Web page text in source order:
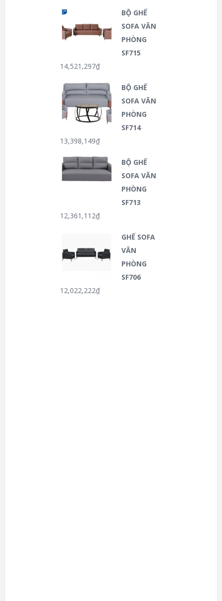
BỘ GHẾ
SOFA VĂN
PHÒNG
SF715
14,521,297₫
BỘ GHẾ
SOFA VĂN
PHÒNG
SF714
13,398,149₫
BỘ GHẾ
SOFA VĂN
PHÒNG
SF713
12,361,112₫
GHẾ SOFA
VĂN
PHÒNG
SF706
12,022,222₫